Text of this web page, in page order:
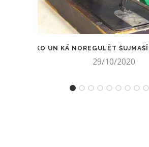
KO UN KĀ NOREGULĒT
29/10/2020